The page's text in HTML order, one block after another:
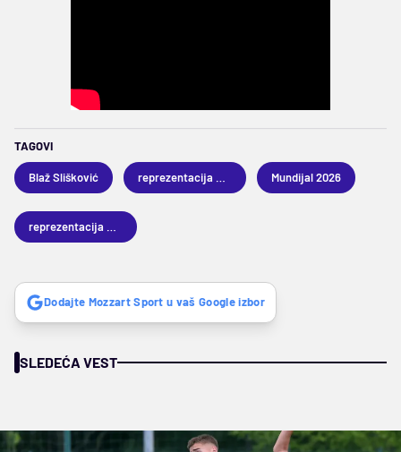
TAGOVI
Blaž Slišković Mundijal 2026
Dodajte Mozzart Sport u vaš Google izbor
SLEDEĆA VEST